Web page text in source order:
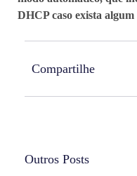
DHCP caso exista algum
Compartilhe
Outros Posts